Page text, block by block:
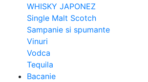
WHISKY JAPONEZ
Single Malt Scotch
Sampanie si spumante
Vinuri
Vodca
Tequila
Bacanie